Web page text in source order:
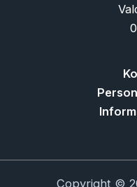
Copyright ©